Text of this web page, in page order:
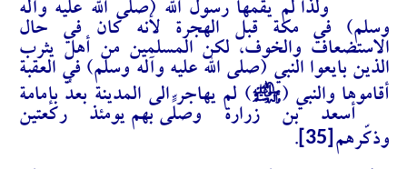
ولذا لم يقمها رسول الله (صلى الله عليه وآله
وسلم) في مكة قبل الهجرة لأنه كان في حال
الاستضعاف والخوف، لكن المسلمين من أهل يثرب
الذين بايعوا النبي (صلى الله عليه وآله وسلم) في العقبة
أقاموها والنبي (J) لم يهاجر الى المدينة بعدُ بإمامة
أسعد بن زرارة وصلّى بهم يومئذٍ ركعتين
وذكّرهم
.